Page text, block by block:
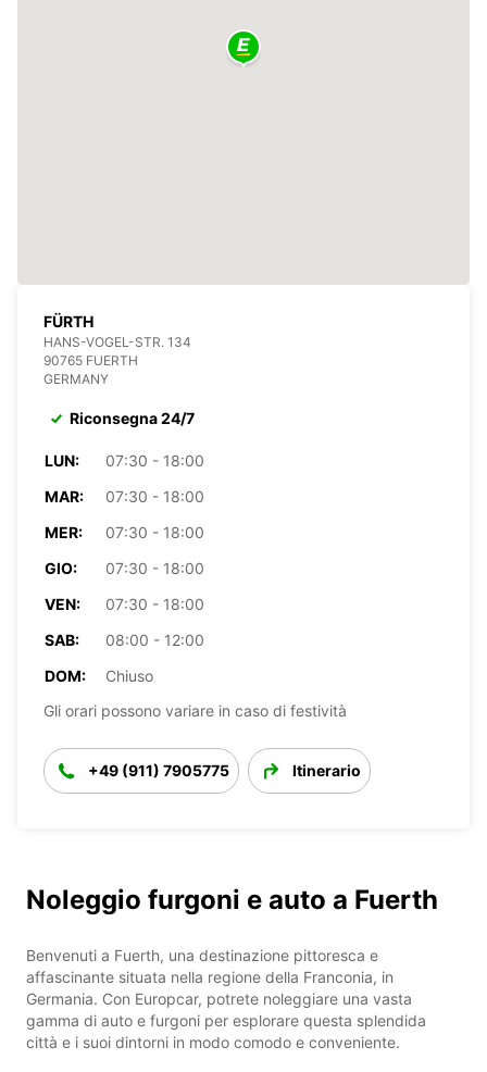
FÜRTH
HANS-VOGEL-STR. 134
90765 FUERTH
GERMANY
Riconsegna 24/7
LUN:
07:30 - 18:00
MAR:
07:30 - 18:00
MER:
07:30 - 18:00
GIO:
07:30 - 18:00
VEN:
07:30 - 18:00
SAB:
08:00 - 12:00
DOM:
Chiuso
Gli orari possono variare in caso di festività
+49 (911) 7905775 Itinerario
Noleggio furgoni e auto a Fuerth
Benvenuti a Fuerth, una destinazione pittoresca e
affascinante situata nella regione della Franconia, in
Germania. Con Europcar, potrete noleggiare una vasta
gamma di auto e furgoni per esplorare questa splendida
città e i suoi dintorni in modo comodo e conveniente.